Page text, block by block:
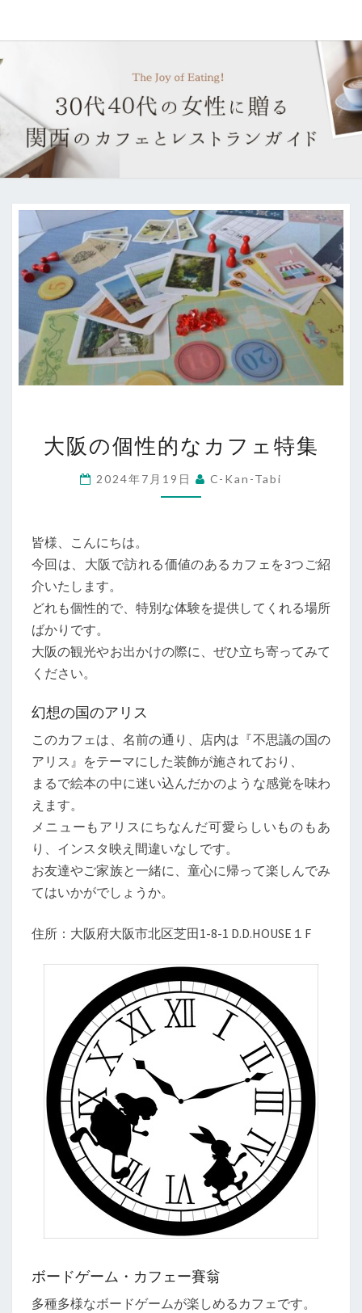
阪
の
個
な
フ
特
大阪の個性的なカフェ特集
2024年7月19日 C-Kan-Tabi
皆様、こんにちは。
今回は、大阪で訪れる価値のあるカフェを3つご紹
介いたします。
どれも個性的で、特別な体験を提供してくれる場所
ばかりです。
大阪の観光やお出かけの際に、ぜひ立ち寄ってみて
ください。
幻想の国のアリス
このカフェは、名前の通り、店内は『不思議の国の
アリス』をテーマにした装飾が施されており、
まるで絵本の中に迷い込んだかのような感覚を味わ
えます。
メニューもアリスにちなんだ可愛らしいものもあ
り、インスタ映え間違いなしです。
お友達やご家族と一緒に、童心に帰って楽しんでみ
てはいかがでしょうか。
住所：大阪府大阪市北区芝田1-8-1 D.D.HOUSE１F
ボードゲーム・カフェー賽翁
多種多様なボードゲームが楽しめるカフェです。